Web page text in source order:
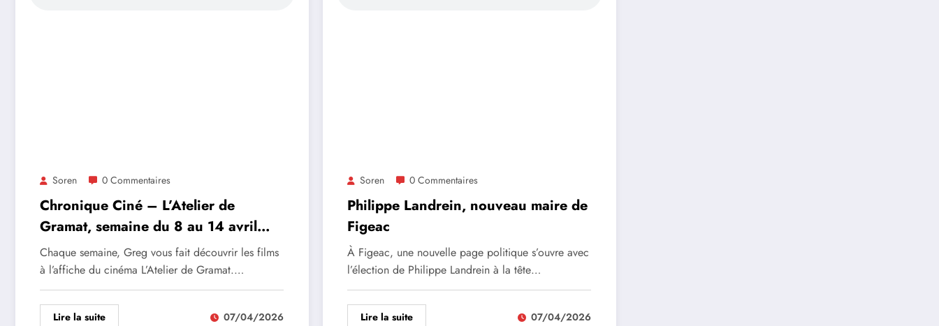
Soren 0 Commentaires
Chronique Ciné – L’Atelier de
Gramat, semaine du 8 au 14 avril
2026
Chaque semaine, Greg vous fait découvrir les films
à l’affiche du cinéma L’Atelier de Gramat.…
Lire la suite 07/04/2026
Soren 0 Commentaires
Philippe Landrein, nouveau maire de
Figeac
À Figeac, une nouvelle page politique s’ouvre avec
l’élection de Philippe Landrein à la tête…
Lire la suite 07/04/2026